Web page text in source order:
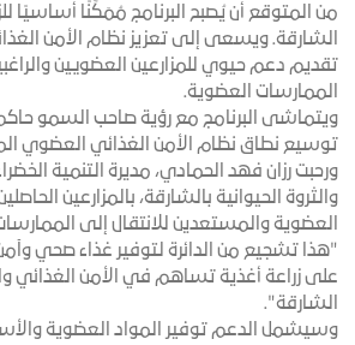
من المتوقع أن يُصبح البرنامج مُمَكِّنًا أساسيًا
الشارقة. ويسعى إلى تعزيز نظام الأمن
تقديم دعم حيوي للمزارعين العضويين
الممارسات العضوية.
ويتماشى البرنامج مع رؤية صاحب السمو
توسيع نطاق نظام الأمن الغذائي العضوي
ورحبت رزان فهد الحمادي، مديرة التنمية
والثروة الحيوانية بالشارقة، بالمزارعين
العضوية والمستعدين للانتقال إلى
"هذا تشجيع من الدائرة لتوفير غذاء صحي
على زراعة أغذية تساهم في الأمن الغذائي
الشارقة".
وسيشمل الدعم توفير المواد العضوية